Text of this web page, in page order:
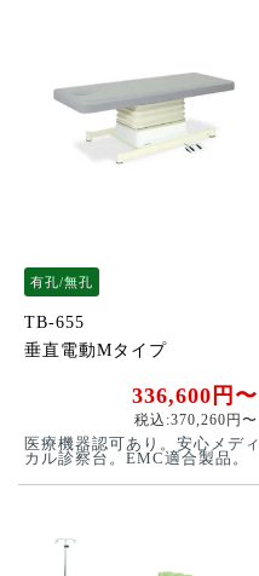
有孔/無孔
TB-655
垂直電動Mタイプ
336,600円〜
税込:370,260円〜
医療機器認可あり。安心メディ
カル診察台。EMC適合製品。